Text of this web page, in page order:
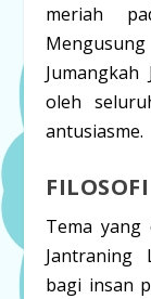
meriah
Jumangkah
oleh
antusiasme.
Tema yang
Jantraning
bagi insan